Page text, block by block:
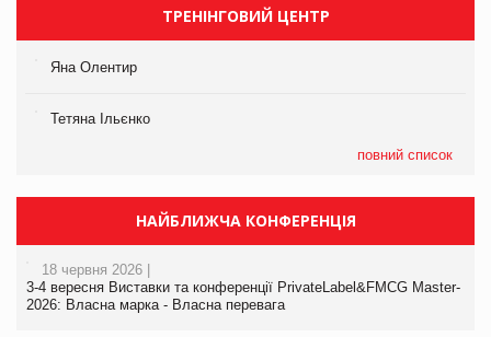
ТРЕНІНГОВИЙ ЦЕНТР
Яна Олентир
Тетяна Ільєнко
повний список
НАЙБЛИЖЧА КОНФЕРЕНЦІЯ
18 червня 2026 |
3-4 вересня Виставки та конференції PrivateLabel&FMCG Master-
2026: Власна марка - Власна перевага